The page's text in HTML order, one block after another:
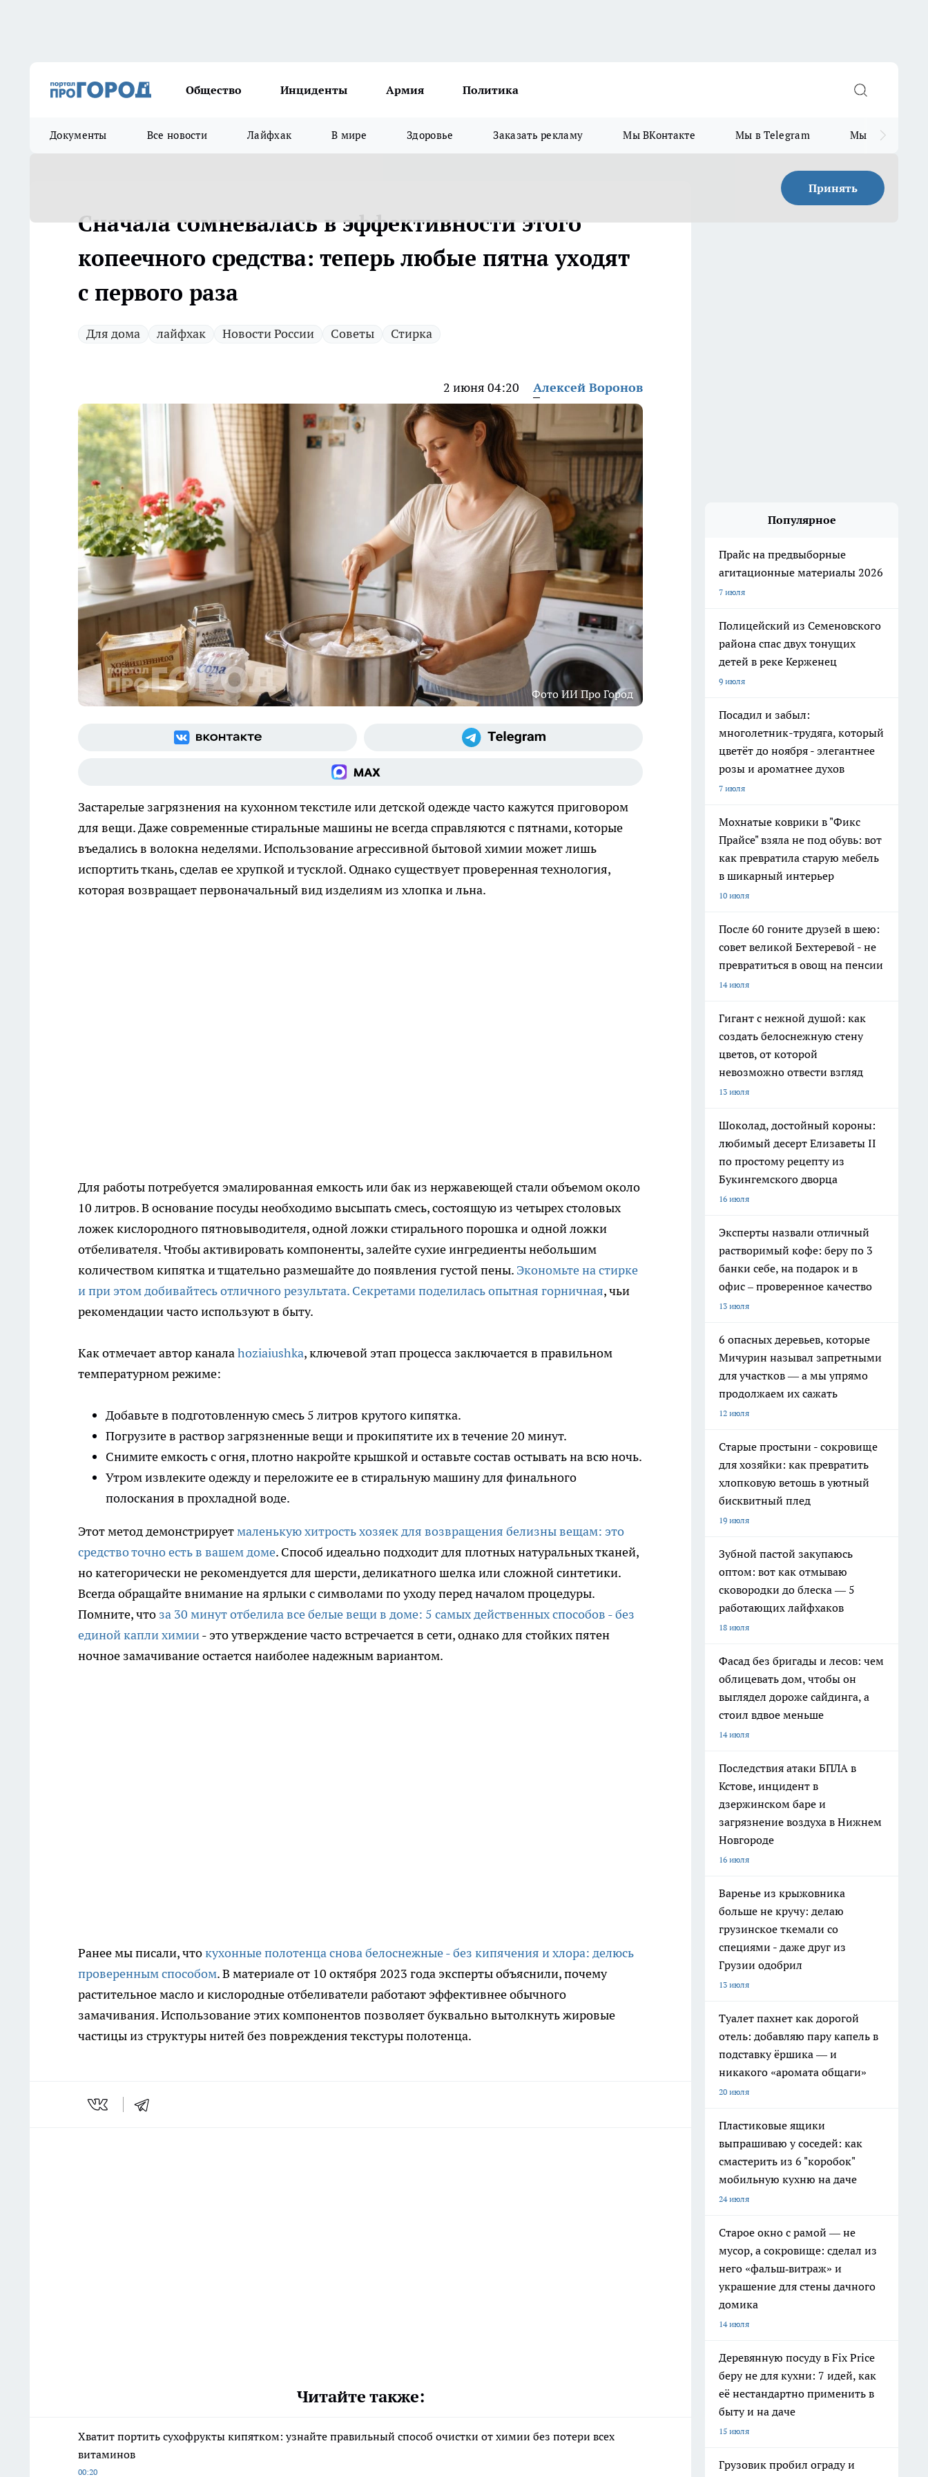
Общество Инциденты Армия Политика
Документы Все новости Лайфхак В мире Здоровье Заказать рекламу Мы ВКонтакте Мы в Telegram Мы в MAX
Принять
Сначала сомневалась в эффективности этого
копеечного средства: теперь любые пятна уходят
с первого раза
Для дома лайфхак Новости России Советы Стирка
2 июня 04:20 Алексей Воронов
Фото ИИ Про Город
Застарелые загрязнения на кухонном текстиле или детской одежде часто кажутся приговором
для вещи. Даже современные стиральные машины не всегда справляются с пятнами, которые
въедались в волокна неделями. Использование агрессивной бытовой химии может лишь
испортить ткань, сделав ее хрупкой и тусклой. Однако существует проверенная технология,
которая возвращает первоначальный вид изделиям из хлопка и льна.
Для работы потребуется эмалированная емкость или бак из нержавеющей стали объемом около
10 литров. В основание посуды необходимо высыпать смесь, состоящую из четырех столовых
ложек кислородного пятновыводителя, одной ложки стирального порошка и одной ложки
отбеливателя. Чтобы активировать компоненты, залейте сухие ингредиенты небольшим
количеством кипятка и тщательно размешайте до появления густой пены. Экономьте на стирке
и при этом добивайтесь отличного результата. Секретами поделилась опытная горничная, чьи
рекомендации часто используют в быту.
Как отмечает автор каналаhoziaiushka, ключевой этап процесса заключается в правильном
температурном режиме:
Добавьте в подготовленную смесь 5 литров крутого кипятка.
Погрузите в раствор загрязненные вещи и прокипятите их в течение 20 минут.
Снимите емкость с огня, плотно накройте крышкой и оставьте состав остывать на всю ночь.
Утром извлеките одежду и переложите ее в стиральную машину для финального
полоскания в прохладной воде.
Этот метод демонстрируетмаленькую хитрость хозяек для возвращения белизны вещам: это
средство точно есть в вашем доме. Способ идеально подходит для плотных натуральных тканей,
но категорически не рекомендуется для шерсти, деликатного шелка или сложной синтетики.
Всегда обращайте внимание на ярлыки с символами по уходу перед началом процедуры.
Помните, что за 30 минут отбелила все белые вещи в доме: 5 самых действенных способов - без
единой капли химии- это утверждение часто встречается в сети, однако для стойких пятен
ночное замачивание остается наиболее надежным вариантом.
Ранее мы писали, чтокухонные полотенца снова белоснежные - без кипячения и хлора: делюсь
проверенным способом. В материале от 10 октября 2023 года эксперты объяснили, почему
растительное масло и кислородные отбеливатели работают эффективнее обычного
замачивания. Использование этих компонентов позволяет буквально вытолкнуть жировые
частицы из структуры нитей без повреждения текстуры полотенца.
Читайте также:
Хватит портить сухофрукты кипятком: узнайте правильный способ очистки от химии без потери всех
витаминов
00:20
Популярное
Прайс на предвыборные
агитационные материалы 2026
7 июля
Полицейский из Семеновского
района спас двух тонущих
детей в реке Керженец
9 июля
Посадил и забыл:
многолетник-трудяга, который
цветёт до ноября - элегантнее
розы и ароматнее духов
7 июля
Мохнатые коврики в "Фикс
Прайсе" взяла не под обувь: вот
как превратила старую мебель
в шикарный интерьер
10 июля
После 60 гоните друзей в шею:
совет великой Бехтеревой - не
превратиться в овощ на пенсии
14 июля
Гигант с нежной душой: как
создать белоснежную стену
цветов, от которой
невозможно отвести взгляд
13 июля
Шоколад, достойный короны:
любимый десерт Елизаветы II
по простому рецепту из
Букингемского дворца
16 июля
Эксперты назвали отличный
растворимый кофе: беру по 3
банки себе, на подарок и в
офис – проверенное качество
13 июля
6 опасных деревьев, которые
Мичурин называл запретными
для участков — а мы упрямо
продолжаем их сажать
12 июля
Старые простыни - сокровище
для хозяйки: как превратить
хлопковую ветошь в уютный
бисквитный плед
19 июля
Зубной пастой закупаюсь
оптом: вот как отмываю
сковородки до блеска — 5
работающих лайфхаков
18 июля
Фасад без бригады и лесов: чем
облицевать дом, чтобы он
выглядел дороже сайдинга, а
стоил вдвое меньше
14 июля
Последствия атаки БПЛА в
Кстове, инцидент в
дзержинском баре и
загрязнение воздуха в Нижнем
Новгороде
16 июля
Варенье из крыжовника
больше не кручу: делаю
грузинское ткемали со
специями - даже друг из
Грузии одобрил
13 июля
Туалет пахнет как дорогой
отель: добавляю пару капель в
подставку ёршика — и
никакого «аромата общаги»
20 июля
Пластиковые ящики
выпрашиваю у соседей: как
смастерить из 6 "коробок"
мобильную кухню на даче
24 июля
Старое окно с рамой — не
мусор, а сокровище: сделал из
него «фальш‑витраж» и
украшение для стены дачного
домика
14 июля
Деревянную посуду в Fix Price
беру не для кухни: 7 идей, как
её нестандартно применить в
быту и на даче
15 июля
Грузовик пробил ограду и